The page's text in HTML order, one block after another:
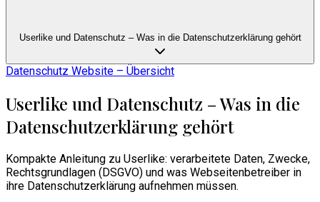
Userlike und Datenschutz – Was in die Datenschutzerklärung gehört
Datenschutz Website – Übersicht
Userlike und Datenschutz – Was in die
Datenschutzerklärung gehört
Kompakte Anleitung zu Userlike: verarbeitete Daten, Zwecke,
Rechtsgrundlagen (DSGVO) und was Webseitenbetreiber in
ihre Datenschutzerklärung aufnehmen müssen.